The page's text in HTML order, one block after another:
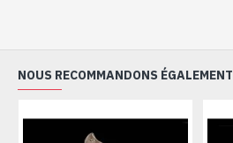
NOUS RECOMMANDONS ÉGALEMENT